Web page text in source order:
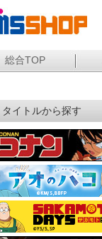
総合TOP
タイトルから探す